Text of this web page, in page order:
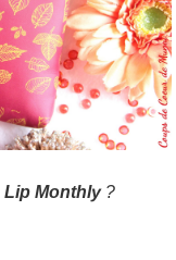
Lip Monthly?